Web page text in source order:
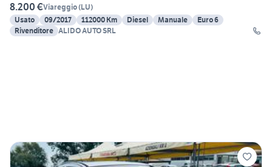
8.200 €Viareggio(LU)
Usato
09/2017 112000 Km Diesel Manuale
Euro 6
Rivenditore ALIDO AUTO SRL